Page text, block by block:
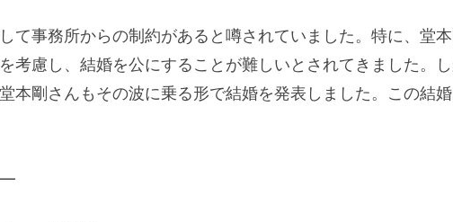
て事務所からの制約があると噂されていました。特に、堂
考慮し、結婚を公にすることが難しいとされてきました。
本剛さんもその波に乗る形で結婚を発表しました。この結